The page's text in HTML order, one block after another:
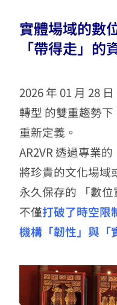
實體場域的數
「帶得走」的
2026 年 01 月 28
轉型 的雙重趨勢
重新定義。
AR2VR 透過專業的
將珍貴的文化場域
永久保存的 「數
不僅打破了時空限
機構「韌性」與「